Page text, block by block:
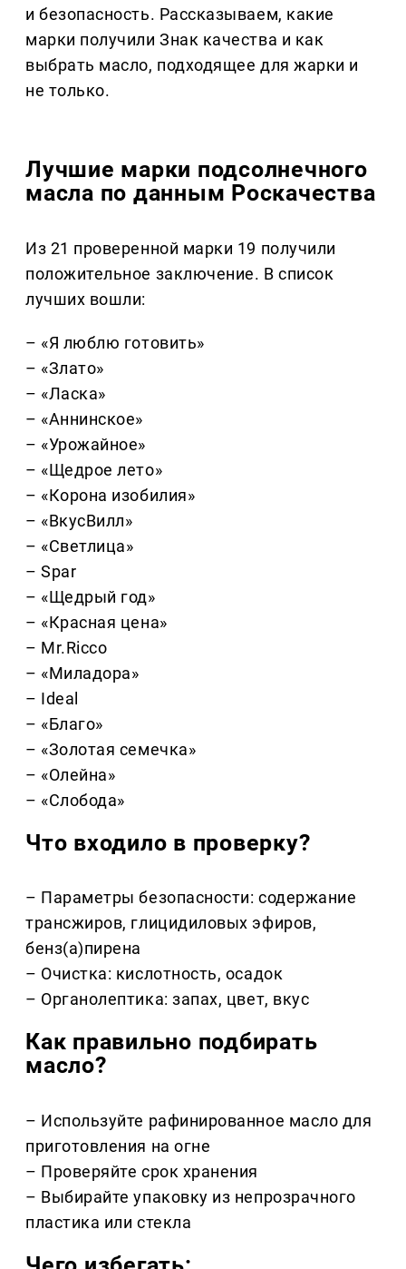
и безопасность. Рассказываем, какие
марки получили Знак качества и как
выбрать масло, подходящее для жарки и
не только.
Лучшие марки подсолнечного
масла по данным Роскачества
Из 21 проверенной марки 19 получили
положительное заключение. В список
лучших вошли:
– «Я люблю готовить»
– «Злато»
– «Ласка»
– «Аннинское»
– «Урожайное»
– «Щедрое лето»
– «Корона изобилия»
– «ВкусВилл»
– «Светлица»
– Spar
– «Щедрый год»
– «Красная цена»
– Mr.Ricco
– «Миладора»
– Ideal
– «Благо»
– «Золотая семечка»
– «Олейна»
– «Слобода»
Что входило в проверку?
– Параметры безопасности: содержание
трансжиров, глицидиловых эфиров,
бенз(а)пирена
– Очистка: кислотность, осадок
– Органолептика: запах, цвет, вкус
Как правильно подбирать
масло?
– Используйте рафинированное масло для
приготовления на огне
– Проверяйте срок хранения
– Выбирайте упаковку из непрозрачного
пластика или стекла